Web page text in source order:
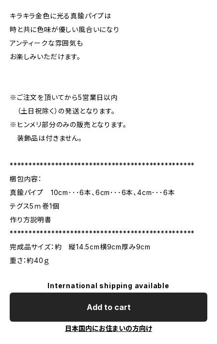
キラキラ金色に光る真鍮パイプは
時と共に色味が優しい風合いになり
アンティークな雰囲気も
お楽しみいただけます。
※ご注文を頂いてから5営業日以内
（土日祝除く）の発送となります。
※ヒンメリ部分のみの販売となります。
装飾品は付きません。
*************************************************
梱包内容：
真鍮パイプ 10cm･･･6本、6cm･･･6本、4cm･･･6本
テグス5ｍ巻1個
作り方説明書
*************************************************
完成品サイズ：約 縦14.5cm横9cm厚み9cm
重さ：約40ｇ
International shipping available
Add to cart
日本国内にお住まいの方向け